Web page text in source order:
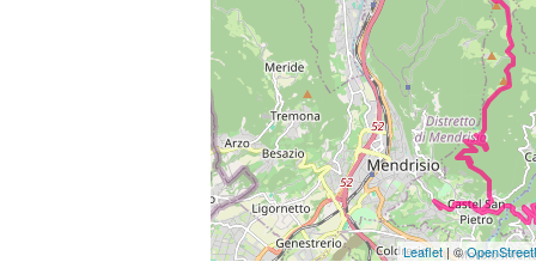
Leaflet| ©